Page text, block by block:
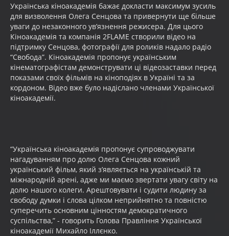
Українська кіноакадемія бажає докласти максимум зусиль
для визволення Олега Сенцова та привернути ще більше
уваги до незаконного ув’язнення режисера. Для цього
Кіноакадемія та компанія 2FLAME створили відео на
підтримку Сенцова, фотографії для роликів надало радіо
“Свобода”. Кіноакадемія пропонує українським
кінематографістам демонструвати ці відеозаставки перед
показами своїх фільмів на кіноподіях в Україні та за
кордоном. Відео вже було надіслано членами Української
кіноакадемії.
“Українська кіноакадемія пропонує супроводжувати
нагадуванням про долю Олега Сенцова кожний
український фільм, який з’являється на українській та
міжнародній арені, адже ми маємо звертати увагу світу на
долю нашого колеги. Арештовувати і судити людину за
свободу думки і слова цілком неприйнятно та повністю
суперечить основним цінностям демократичного
суспільства,” - говорить Голова Правління Української
кіноакадемії Михайло Іллєнко.